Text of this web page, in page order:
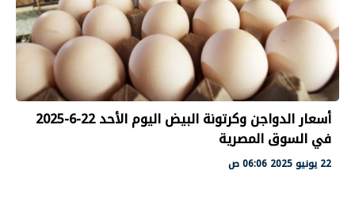
أسعار الدواجن وكرتونة البيض اليوم الأحد 22-6-2025
في السوق المصرية
22 يونيو 2025 06:06 ص